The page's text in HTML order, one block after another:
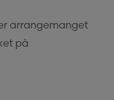
arrangemanget
på